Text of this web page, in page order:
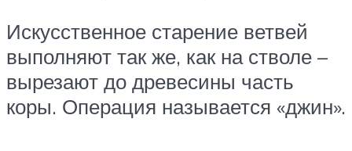
Искусственное старение ветвей
выполняют так же, как на стволе –
вырезают до древесины часть
коры. Операция называется «джин».